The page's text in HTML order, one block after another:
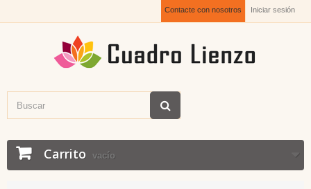
Iniciar sesión
Contacte con nosotros
Carrito vacío